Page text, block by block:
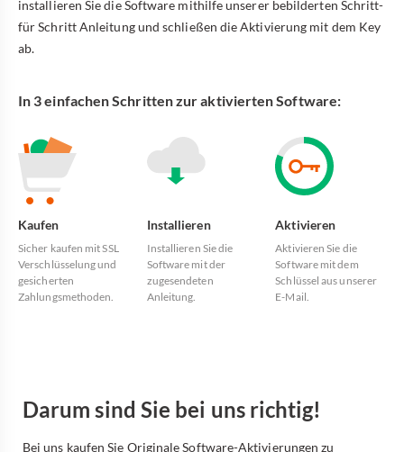
installieren Sie die Software mithilfe unserer bebilderten Schritt-
für Schritt Anleitung und schließen die Aktivierung mit dem Key
ab.
In 3 einfachen Schritten zur aktivierten Software:
Kaufen
Sicher kaufen mit SSL
Verschlüsselung und
gesicherten
Zahlungsmethoden.
Installieren
Installieren Sie die
Software mit der
zugesendeten
Anleitung.
Aktivieren
Aktivieren Sie die
Software mit dem
Schlüssel aus unserer
E-Mail.
Darum sind Sie bei uns richtig!
Bei uns kaufen Sie Originale Software-Aktivierungen zu